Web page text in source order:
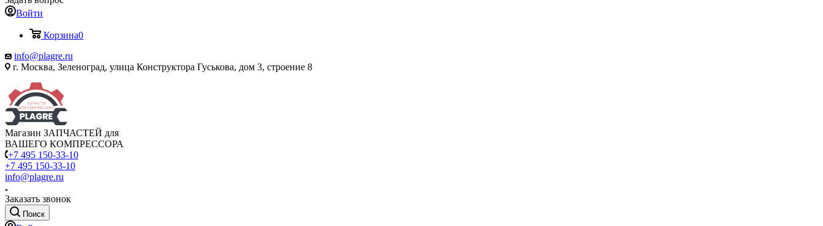
Войти
Корзина0
info@plagre.ru
г. Москва, Зеленоград, улица Конструктора Гуськова, дом 3, строение 8
Магазин ЗАПЧАСТЕЙ для
ВАШЕГО КОМПРЕССОРА
+7 495 150-33-10
+7 495 150-33-10
info@plagre.ru
Заказать звонок
Поиск